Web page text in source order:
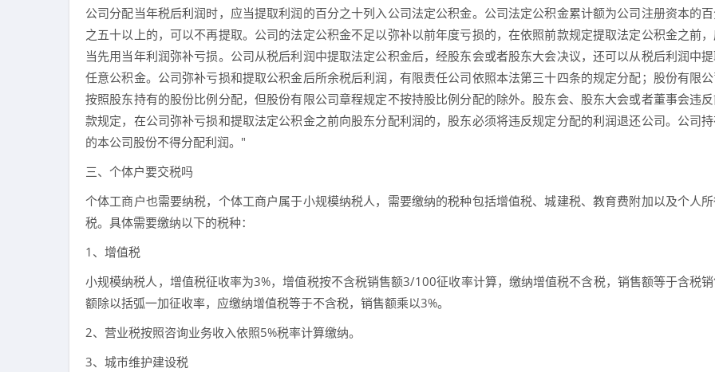
公司分配当年税后利润时，应当提取利润的百分之十列入公司法定公积金。公司法定公积金累计额为公司注册资本的
之五十以上的，可以不再提取。公司的法定公积金不足以弥补以前年度亏损的，在依照前款规定提取法定公积金之前
当先用当年利润弥补亏损。公司从税后利润中提取法定公积金后，经股东会或者股东大会决议，还可以从税后利润中
任意公积金。公司弥补亏损和提取公积金后所余税后利润，有限责任公司依照本法第三十四条的规定分配；股份有限
按照股东持有的股份比例分配，但股份有限公司章程规定不按持股比例分配的除外。股东会、股东大会或者董事会违
款规定，在公司弥补亏损和提取法定公积金之前向股东分配利润的，股东必须将违反规定分配的利润退还公司。公司
的本公司股份不得分配利润。"
三、个体户要交税吗
个体工商户也需要纳税，个体工商户属于小规模纳税人，需要缴纳的税种包括增值税、城建税、教育费附加以及个人
税。具体需要缴纳以下的税种：
1、增值税
小规模纳税人，增值税征收率为3%，增值税按不含税销售额3/100征收率计算，缴纳增值税不含税，销售额等于含税
额除以括弧一加征收率，应缴纳增值税等于不含税，销售额乘以3%。
2、营业税按照咨询业务收入依照5%税率计算缴纳。
3、城市维护建设税